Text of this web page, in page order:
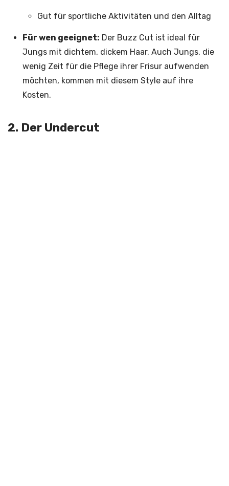
Gut für sportliche Aktivitäten und den Alltag
Für wen geeignet: Der Buzz Cut ist ideal für
Jungs mit dichtem, dickem Haar. Auch Jungs, die
wenig Zeit für die Pflege ihrer Frisur aufwenden
möchten, kommen mit diesem Style auf ihre
Kosten.
2. Der Undercut